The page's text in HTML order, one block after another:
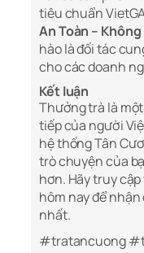
tiêu chuẩn
An Toàn –
hào là đối tác
cho các doanh
Kết luận
Thưởng trà là
tiếp của người
hệ thống Tân
trò chuyện của
hơn. Hãy truy
hôm nay để
nhất.
#tratancuong